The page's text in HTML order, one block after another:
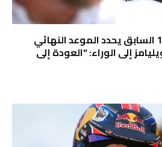
رئيس فريق الفورمولا 1 السابق يحدد الموعد النهائي
إلى الوراء: “العودة إلى